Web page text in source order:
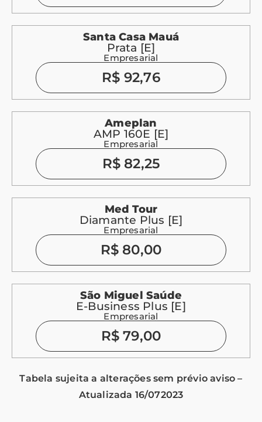
Santa Casa Mauá
Prata [E]
Empresarial
R$ 92,76
Ameplan
AMP 160E [E]
Empresarial
R$ 82,25
Med Tour
Diamante Plus [E]
Empresarial
R$ 80,00
São Miguel Saúde
E-Business Plus [E]
Empresarial
R$ 79,00
Tabela sujeita a alterações sem prévio aviso –
Atualizada 16/072023